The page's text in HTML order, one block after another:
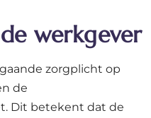
werkgever
zorgplicht op
de
Dit betekent dat de